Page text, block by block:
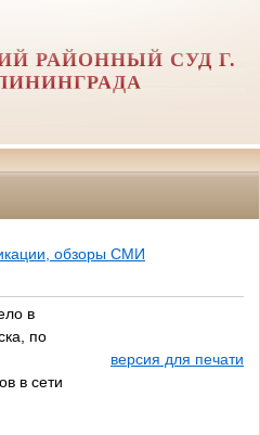
РАЙОННЫЙ СУД Г.
обзоры СМИ
в
по
в сети
версия для печати